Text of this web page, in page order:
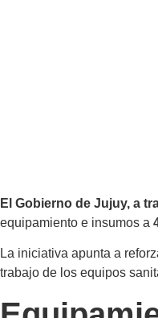
El Gobierno de Jujuy, a
equipamiento e insumos a
La iniciativa apunta a
trabajo de los equipos